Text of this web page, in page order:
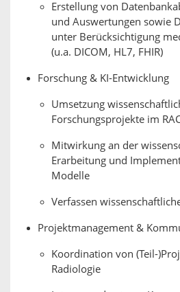
Erstellung von
und Auswertungen sowie
unter Berücksichtigung
(u.a. DICOM, HL7, FHIR)
Forschung & KI-Entwicklung
Umsetzung
Forschungsprojekte im
Mitwirkung an der
Erarbeitung und
Modelle
Verfassen
Projektmanagement &
Koordination von (Teil-
Radiologie